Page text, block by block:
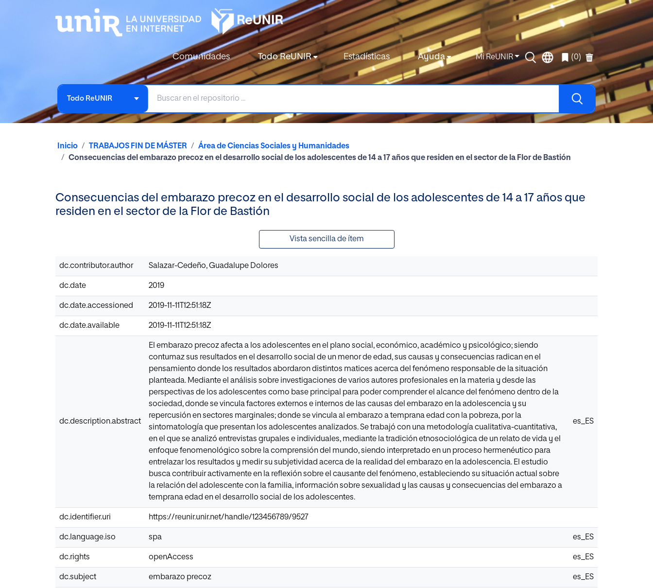
Comunidades Todo ReUNIR Estadísticas Ayuda Mi ReUNIR (0)
Todo ReUNIR
Inicio TRABAJOS FIN DE MÁSTER
Área de Ciencias Sociales y Humanidades
Consecuencias del embarazo precoz en el desarrollo social de los adolescentes de 14 a 17 años que residen en el sector de la Flor de Bastión
Consecuencias del embarazo precoz en el desarrollo social de los adolescentes de 14 a 17 años que
residen en el sector de la Flor de Bastión
Vista sencilla de ítem
dc.contributor.author Salazar-Cedeño, Guadalupe Dolores
dc.date 2019
dc.date.accessioned 2019-11-11T12:51:18Z
dc.date.available 2019-11-11T12:51:18Z
dc.description.abstract
El embarazo precoz afecta a los adolescentes en el plano social, económico, académico y psicológico; siendo
contumaz sus resultados en el desarrollo social de un menor de edad, sus causas y consecuencias radican en el
pensamiento donde los resultados abordaron distintos matices acerca del fenómeno responsable de la situación
planteada. Mediante el análisis sobre investigaciones de varios autores profesionales en la materia y desde las
perspectivas de los adolescentes como base principal para poder comprender el alcance del fenómeno dentro de la
sociedad, donde se vincula factores externos e internos de las causas del embarazo en la adolescencia y su
repercusión en sectores marginales; donde se vincula al embarazo a temprana edad con la pobreza, por la
sintomatología que presentan los adolescentes analizados. Se trabajó con una metodología cualitativa-cuantitativa,
en el que se analizó entrevistas grupales e individuales, mediante la tradición etnosociológica de un relato de vida y el
enfoque fenomenológico sobre la comprensión del mundo, siendo interpretado en un proceso hermenéutico para
entrelazar los resultados y medir su subjetividad acerca de la realidad del embarazo en la adolescencia. El estudio
busca contribuir activamente en la reflexión sobre el causante del fenómeno, estableciendo su situación actual sobre
la relación del adolescente con la familia, información sobre sexualidad y las causas y consecuencias del embarazo a
temprana edad en el desarrollo social de los adolescentes.
es_ES
dc.identifier.uri https://reunir.unir.net/handle/123456789/9527
dc.language.iso spa es_ES
dc.rights openAccess es_ES
dc.subject embarazo precoz es_ES